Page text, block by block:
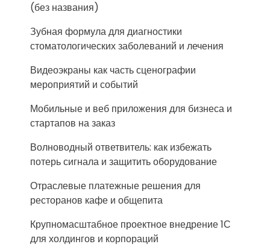
(без названия)
Зубная формула для диагностики
стоматологических заболеваний и лечения
Видеоэкраны как часть сценографии
мероприятий и событий
Мобильные и веб приложения для бизнеса и
стартапов на заказ
Волноводный ответвитель: как избежать
потерь сигнала и защитить оборудование
Отраслевые платежные решения для
ресторанов кафе и общепита
Крупномасштабное проектное внедрение 1С
для холдингов и корпораций